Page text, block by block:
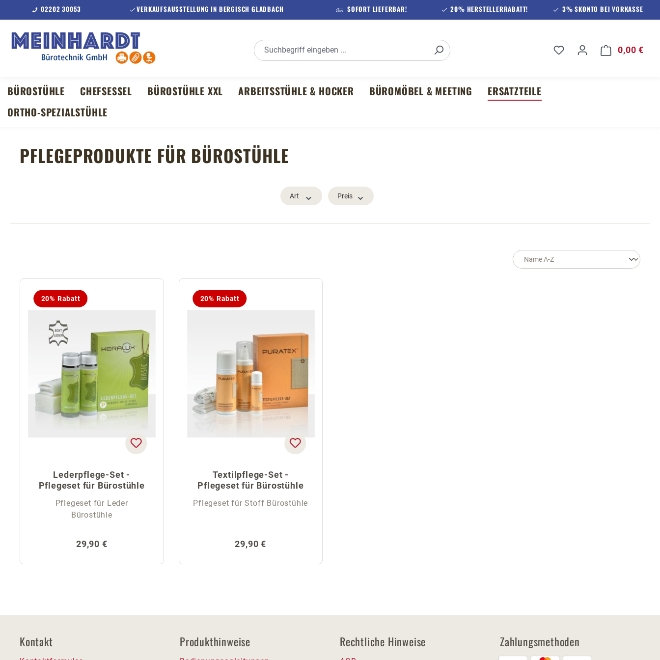
Hauptinhalt springen
Zur Suche springen
Zur Hauptnavigation springen
02202 30053 VERKAUFSAUSSTELLUNG IN BERGISCH GLADBACH SOFORT LIEFERBAR! 20% HERSTELLERRABATT! 3% SKONTO BEI VORKASSE
Du hast 0 Produkte auf
0,00 €
BÜROSTÜHLE CHEFSESSEL BÜROSTÜHLE XXL ARBEITSSTÜHLE & HOCKER BÜROMÖBEL & MEETING
ERSATZTEILE
ORTHO-SPEZIALSTÜHLE
PFLEGEPRODUKTE FÜR BÜROSTÜHLE
Art Preis
20% Rabatt
Lederpflege-Set -
Pflegeset für Bürostühle
Pflegeset für Leder
Bürostühle
Regulärer Preis:
29,90 €
20% Rabatt
Textilpflege-Set -
Pflegeset für Bürostühle
Pflegeset für Stoff Bürostühle
Regulärer Preis:
29,90 €
Kontakt Produkthinweise Rechtliche Hinweise Zahlungsmethoden